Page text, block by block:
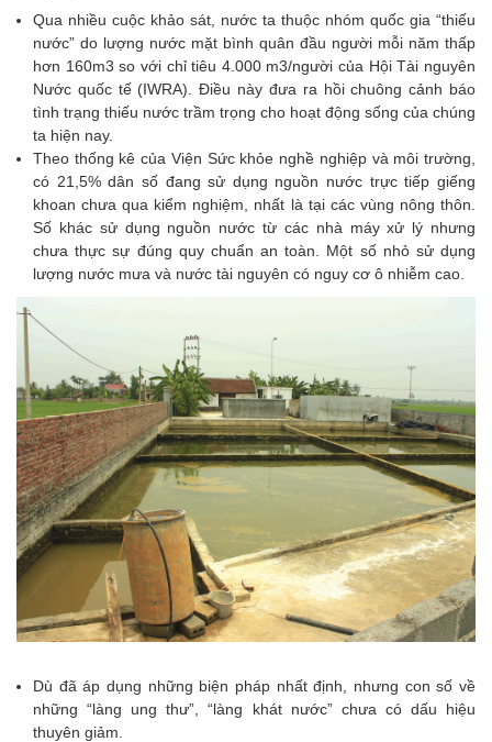
Qua nhiều cuộc khảo sát, nước ta thuộc nhóm quốc gia “thiếu
nước” do lượng nước mặt bình quân đầu người mỗi năm thấp
hơn 160m3 so với chỉ tiêu 4.000 m3/người của Hội Tài nguyên
Nước quốc tế (IWRA). Điều này đưa ra hồi chuông cảnh báo
tình trạng thiếu nước trầm trọng cho hoạt động sống của chúng
ta hiện nay.
Theo thống kê của Viện Sức khỏe nghề nghiệp và môi trường,
có 21,5% dân số đang sử dụng nguồn nước trực tiếp giếng
khoan chưa qua kiểm nghiệm, nhất là tại các vùng nông thôn.
Số khác sử dụng nguồn nước từ các nhà máy xử lý nhưng
chưa thực sự đúng quy chuẩn an toàn. Một số nhỏ sử dụng
lượng nước mưa và nước tài nguyên có nguy cơ ô nhiễm cao.
Dù đã áp dụng những biện pháp nhất định, nhưng con số về
những “làng ung thư”, “làng khát nước” chưa có dấu hiệu
thuyên giảm.